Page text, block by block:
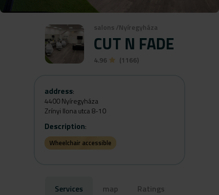
salons /Nyíregyháza
CUT N FADE
4.96 (1166)
address:
4400 Nyíregyháza
Zrínyi Ilona utca 8-10
Description:
Wheelchair accessible
Services map Ratings